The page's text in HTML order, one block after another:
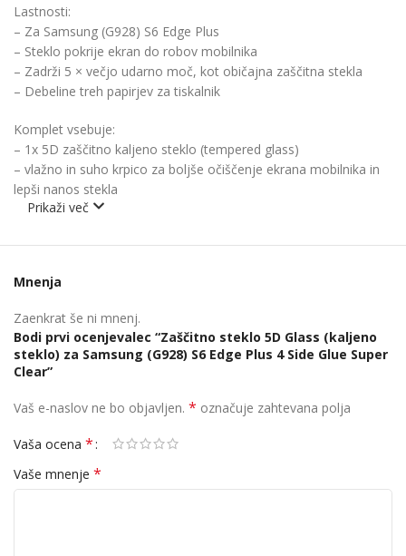
Lastnosti:
– Za Samsung (G928) S6 Edge Plus
– Steklo pokrije ekran do robov mobilnika
– Zadrži 5 × večjo udarno moč, kot običajna zaščitna stekla
– Debeline treh papirjev za tiskalnik
Komplet vsebuje:
– 1x 5D zaščitno kaljeno steklo (tempered glass)
– vlažno in suho krpico za boljše očiščenje ekrana mobilnika in
lepši nanos stekla
Prikaži več
Mnenja
Zaenkrat še ni mnenj.
Bodi prvi ocenjevalec “Zaščitno steklo 5D Glass (kaljeno
steklo) za Samsung (G928) S6 Edge Plus 4 Side Glue Super
Clear”
Vaš e-naslov ne bo objavljen. * označuje zahtevana polja
Vaša ocena *
Vaše mnenje *